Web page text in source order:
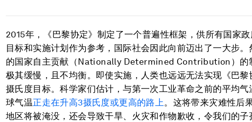
2015年，《巴黎协定》制定了一个普遍性框架，供所有国家
目标和实施计划作为参考，国际社会因此向前迈出了一大步。
的国家自主贡献（Nationally Determined Contribution）的
极其缓慢，且不均衡。即使实施，人类也远远无法实现《巴黎
摄氏度目标。科学家们估计，与第一次工业革命之前的平均气
球气温正走在升高3摄氏度或更高的路上。这将带来灾难性后
地区将被淹没，还会导致干旱、火灾和作物歉收，令我们的子